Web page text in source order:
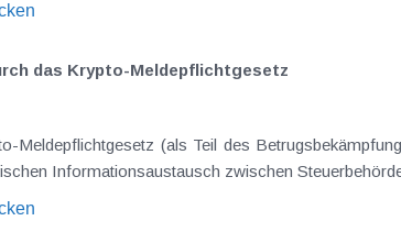
das Krypto-Meldepflichtgesetz
Meldepflichtgesetz (als Teil des
Informationsaustausch zwischen